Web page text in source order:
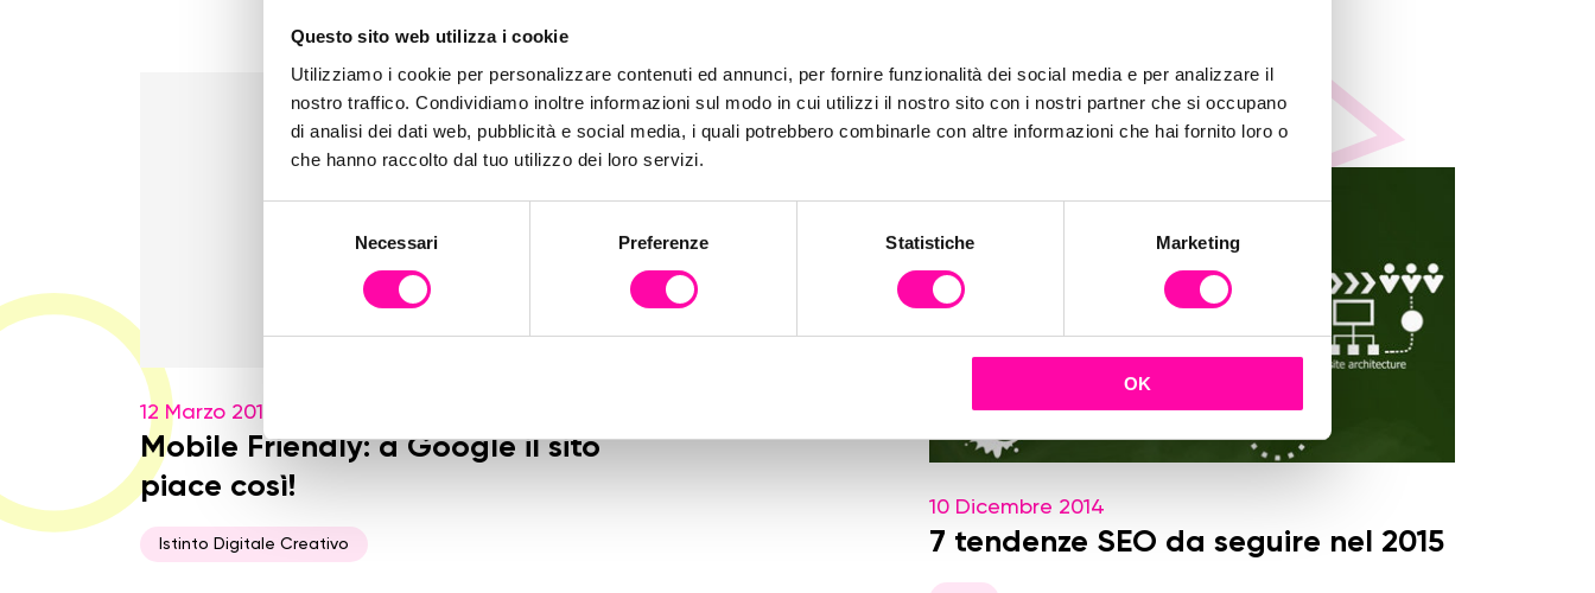
Questo sito web utilizza i cookie
Utilizziamo i cookie per personalizzare contenuti ed annunci, per fornire funzionalità dei social media e per analizzare il
nostro traffico. Condividiamo inoltre informazioni sul modo in cui utilizzi il nostro sito con i nostri partner che si occupano
di analisi dei dati web, pubblicità e social media, i quali potrebbero combinarle con altre informazioni che hai fornito loro o
che hanno raccolto dal tuo utilizzo dei loro servizi.
e
e
l
c
Necessari Preferenze Statistiche Marketing
OK
12 Marzo 2015
Mobile Friendly: a Google il sito
piace così!
Istinto Digitale Creativo
10 Dicembre 2014
7 tendenze SEO da seguire nel 2015